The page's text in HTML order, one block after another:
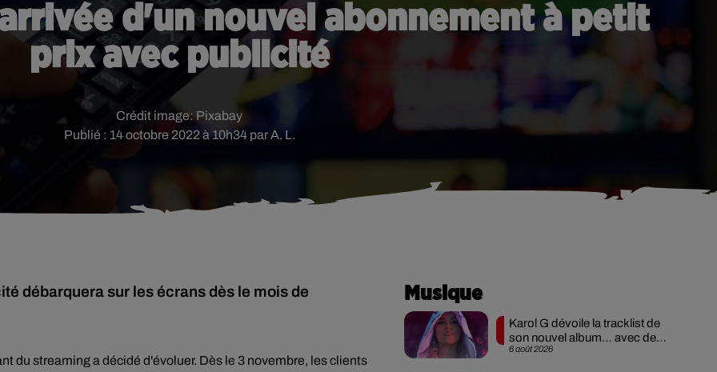
d'un nouvel abonnement à petit
prix avec publicité
Publié : 14 octobre 2022 à 10h34 par A. L.
Crédit image: Pixabay
débarquera sur les écrans dès le mois de
du streaming a décidé d'évoluer. Dès le 3 novembre, les clients
Musique
6 août 2026
Karol G dévoile la tracklist de
son nouvel album… avec des
invités...